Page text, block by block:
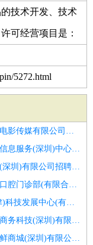
技术开发、技术
可经营项目是：
5272.html
深圳人民电影传媒有限公司招聘房地产会计
风象国际信息服务(深圳)中心(有限合伙)招聘泉州成本会计招聘
新风印刷(深圳)有限公司招聘税务会计
宁乡德皓口腔门诊部(有限合伙)招聘注册会计师
昊谦(天津)科技发展中心(有限合伙)招聘建筑会计
丰衍电子商务科技(深圳)有限公司招聘总账会计
航母号海鲜商城(深圳)有限公司招聘主管会计